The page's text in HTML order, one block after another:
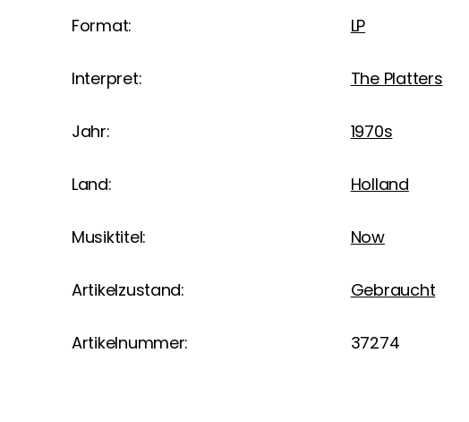
Format: LP
Interpret: The Platters
Jahr: 1970s
Land: Holland
Musiktitel: Now
Artikelzustand: Gebraucht
Artikelnummer: 37274